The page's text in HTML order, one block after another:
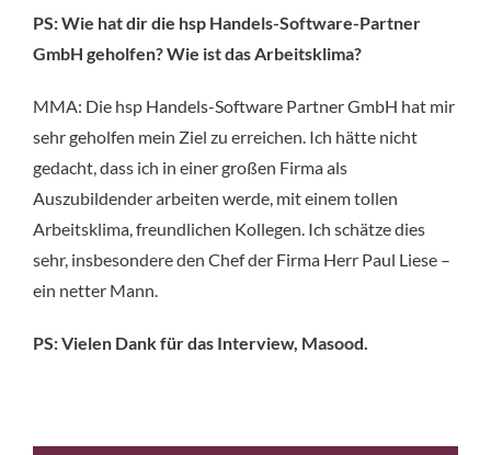
PS: Wie hat dir die hsp Handels-Software-Partner
GmbH geholfen? Wie ist das Arbeitsklima?
MMA: Die hsp Handels-Software Partner GmbH hat mir
sehr geholfen mein Ziel zu erreichen. Ich hätte nicht
gedacht, dass ich in einer großen Firma als
Auszubildender arbeiten werde, mit einem tollen
Arbeitsklima, freundlichen Kollegen. Ich schätze dies
sehr, insbesondere den Chef der Firma Herr Paul Liese –
ein netter Mann.
PS: Vielen Dank für das Interview, Masood.